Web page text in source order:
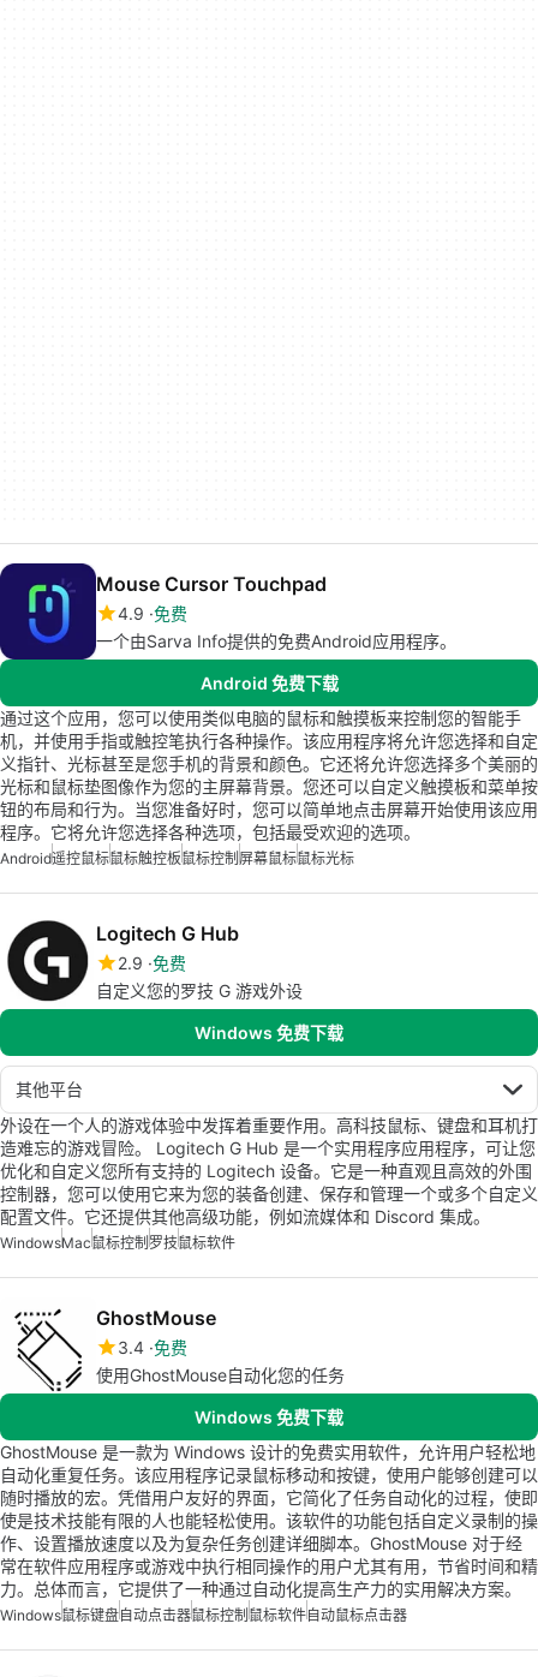
Mouse Cursor Touchpad
4.9 免费
一个由Sarva Info提供的免费Android应用程序。
Android 免费下载
通过这个应用，您可以使用类似电脑的鼠标和触摸板来控制您的智能手
机，并使用手指或触控笔执行各种操作。该应用程序将允许您选择和自定
义指针、光标甚至是您手机的背景和颜色。它还将允许您选择多个美丽的
光标和鼠标垫图像作为您的主屏幕背景。您还可以自定义触摸板和菜单按
钮的布局和行为。当您准备好时，您可以简单地点击屏幕开始使用该应用
程序。它将允许您选择各种选项，包括最受欢迎的选项。
Android遥控鼠标鼠标触控板鼠标控制 屏幕鼠标鼠标光标
Logitech G Hub
2.9 免费
自定义您的罗技 G 游戏外设
Windows 免费下载
其他平台
外设在一个人的游戏体验中发挥着重要作用。高科技鼠标、键盘和耳机打
造难忘的游戏冒险。 Logitech G Hub 是一个实用程序应用程序，可让您
优化和自定义您所有支持的 Logitech 设备。它是一种直观且高效的外围
控制器，您可以使用它来为您的装备创建、保存和管理一个或多个自定义
配置文件。它还提供其他高级功能，例如流媒体和 Discord 集成。
WindowsMac鼠标控制 罗技鼠标软件
GhostMouse
3.4 免费
使用GhostMouse自动化您的任务
Windows 免费下载
GhostMouse 是一款为 Windows 设计的免费实用软件，允许用户轻松地
自动化重复任务。该应用程序记录鼠标移动和按键，使用户能够创建可以
随时播放的宏。凭借用户友好的界面，它简化了任务自动化的过程，使即
使是技术技能有限的人也能轻松使用。该软件的功能包括自定义录制的操
作、设置播放速度以及为复杂任务创建详细脚本。GhostMouse 对于经
常在软件应用程序或游戏中执行相同操作的用户尤其有用，节省时间和精
力。总体而言，它提供了一种通过自动化提高生产力的实用解决方案。
Windows鼠标键盘自动点击器鼠标控制 鼠标软件自动鼠标点击器